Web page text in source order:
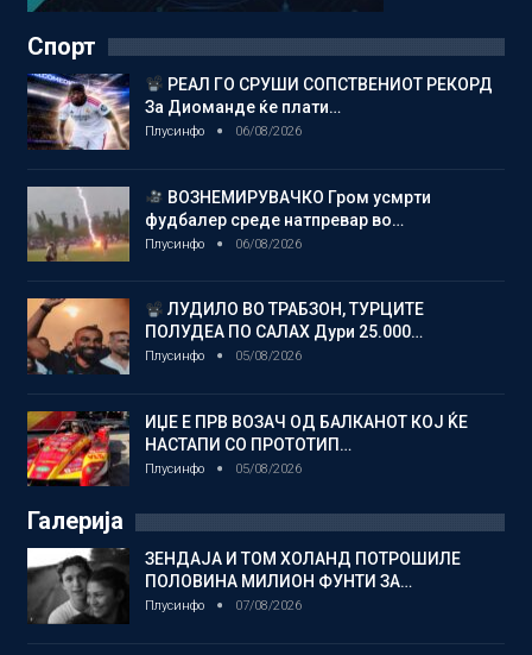
Спорт
РЕАЛ ГО СРУШИ СОПСТВЕНИОТ РЕКОРД
За Диоманде ќе плати…
Плусинфо 06/08/2026
ВОЗНЕМИРУВАЧКО Гром усмрти
фудбалер среде натпревар во…
Плусинфо 06/08/2026
ЛУДИЛО ВО ТРАБЗОН, ТУРЦИТЕ
ПОЛУДЕА ПО САЛАХ Дури 25.000…
Плусинфо 05/08/2026
ИЏЕ Е ПРВ ВОЗАЧ ОД БАЛКАНОТ КОЈ ЌЕ
НАСТАПИ СО ПРОТОТИП…
Плусинфо 05/08/2026
Галерија
ЗЕНДАЈА И ТОМ ХОЛАНД ПОТРОШИЛЕ
ПОЛОВИНА МИЛИОН ФУНТИ ЗА…
Плусинфо 07/08/2026